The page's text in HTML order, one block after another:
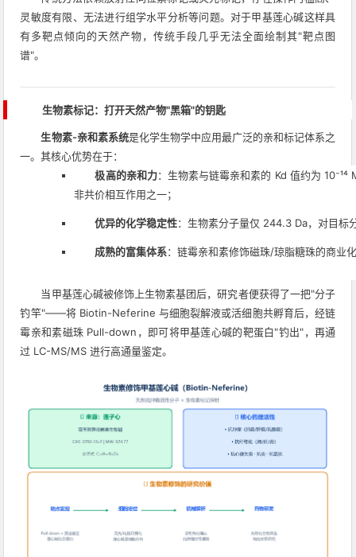
灵敏度有限、无法进行组学水平分析等问题。对于甲基莲心碱这样具
有多靶点倾向的天然产物，传统手段几乎无法全面绘制其"靶点图
谱"。
生物素标记：打开天然产物"黑箱"的钥匙
生物素-亲和素系统是化学生物学中应用最广泛的亲和标记体系之
一。其核心优势在于：
极高的亲和力：生物素与链霉亲和素的 Kd 值约为
非共价相互作用之一；
优异的化学稳定性：生物素分子量仅 244.3 Da，对目标
成熟的富集体系：链霉亲和素修饰磁珠/琼脂糖珠的商业
当甲基莲心碱被修饰上生物素基团后，研究者便获得了一把"分子
钓竿"——将 Biotin-Neferine 与细胞裂解液或活细胞共孵育后，经链
霉亲和素磁珠 Pull-down，即可将甲基莲心碱的靶蛋白"钓出"，再通
过 LC-MS/MS 进行高通量鉴定。